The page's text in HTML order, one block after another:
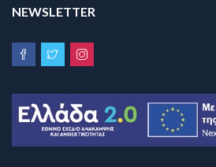
NEWSLETTER